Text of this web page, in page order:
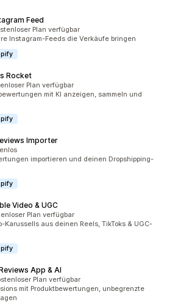
Feed
insgesamtPlan verfügbar
Instagram-Feeds die Verkäufe bringen
Rocket
insgesamtPlan verfügbar
mit KI anzeigen, sammeln und
Importer
insgesamt
importieren und deinen Dropshipping-
Video & UGC
insgesamtPlan verfügbar
Karussells aus deinen Reels, TikToks & UGC-
App & AI
insgesamtPlan verfügbar
mit Produktbewertungen, unbegrenzte